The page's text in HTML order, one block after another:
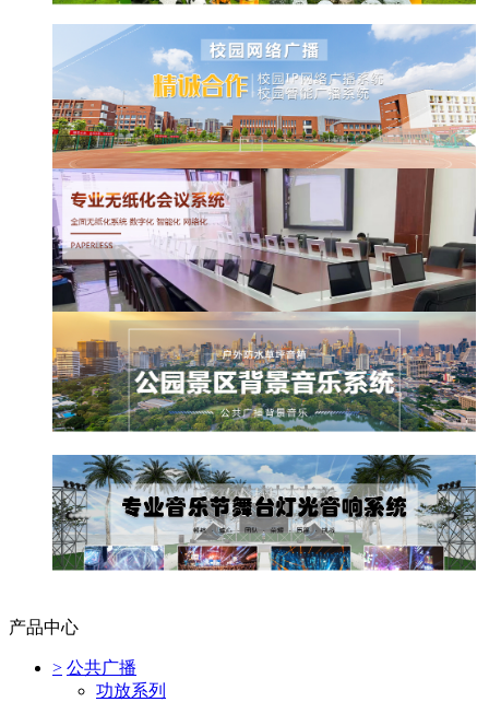
产品中心
> 公共广播
功放系列